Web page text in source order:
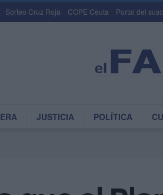
Sorteo Cruz Roja COPE Ceuta Portal del
JUSTICIA POLÍTICA